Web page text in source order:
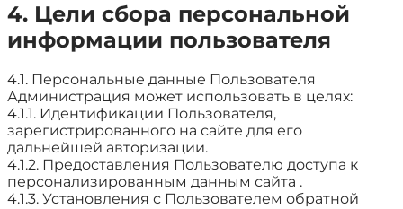
4. Цели сбора персональной
информации пользователя
4.1. Персональные данные Пользователя
Администрация может использовать в целях:
4.1.1. Идентификации Пользователя,
зарегистрированного на сайте для его
дальнейшей авторизации.
4.1.2. Предоставления Пользователю доступа к
персонализированным данным сайта .
4.1.3. Установления с Пользователем обратной